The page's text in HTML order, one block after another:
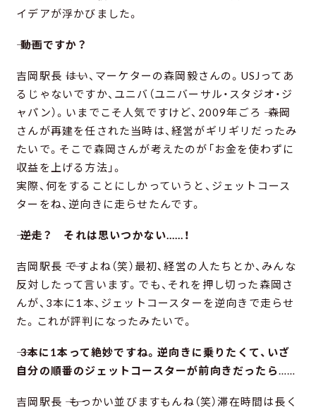
イデアが浮かびました。
―― 動画ですか？
吉岡駅長 ――はい、マーケターの森岡毅さんの。USJってあ
るじゃないですか、ユニバ（ユニバーサル・スタジオ・ジ
ャパン）。いまでこそ人気ですけど、2009年ごろ ―― 森岡
さんが再建を任された当時は、経営がギリギリだったみ
たいで。そこで森岡さんが考えたのが「お金を使わずに
収益を上げる方法」。
実際、何をすることにしかっていうと、ジェットコース
ターをね、逆向きに走らせたんです。
―― 逆走？ それは思いつかない……！
吉岡駅長 ――ですよね（笑）最初、経営の人たちとか、みんな
反対したって言います。でも、それを押し切った森岡さ
んが、3本に1本、ジェットコースターを逆向きで走らせ
た。これが評判になったみたいで。
―― 3本に1本って絶妙ですね。逆向きに乗りたくて、いざ
自分の順番のジェットコースターが前向きだったら
吉岡駅長 ―― もっかい並びますもんね（笑）滞在時間は長く